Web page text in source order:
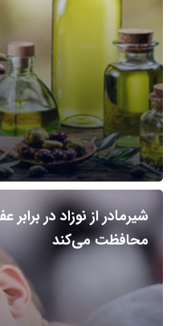
شیرمادر از نوزاد در
محافظت می‌کند